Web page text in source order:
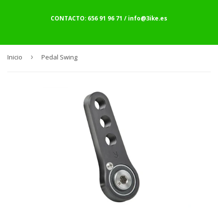
CONTACTO: 656 91 96 71 / info@3ike.es
Inicio › Pedal Swing